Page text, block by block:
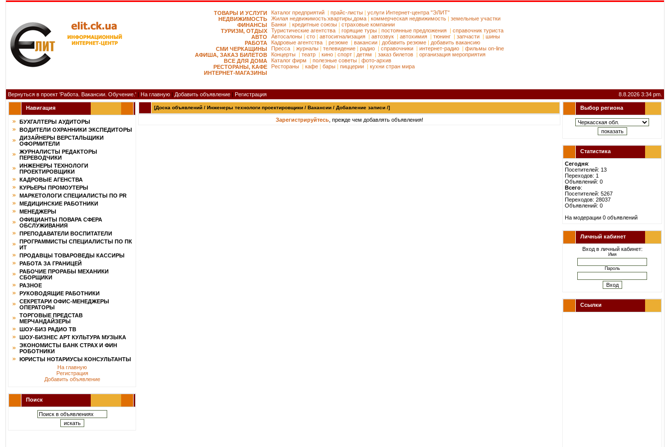
ТОВАРЫ И УСЛУГИ
НЕДВИЖИМОСТЬ
ФИНАНСЫ
ТУРИЗМ, ОТДЫХ
АВТО
РАБОТА
СМИ ЧЕРКАЩИНЫ
АФИША, ЗАКАЗ БИЛЕТОВ
ВСЕ ДЛЯ ДОМА
РЕСТОРАНЫ, КАФЕ
ИНТЕРНЕТ-МАГАЗИНЫ
Каталог предприятий | прайс-листы | услуги Интернет-центра "ЭЛИТ"
Жилая недвижимость:квартиры, дома | коммерческая недвижимость | земельные участки
Банки | кредитные союзы | страховые компании
Туристические агентства | горящие туры | постоянные предложения | справочник туриста
Автосалоны | сто | автосигнализация | автозвук | автохимия | тюнинг | запчасти | шины
Кадровые агентства | резюме | вакансии | добавить резюме | добавить вакансию
Пресса | журналы | телевидение | радио | справочники | интернет-радио | фильмы on-line
Концерты | театр | кино | спорт | детям | заказ билетов | организация мероприятия
Каталог фирм
| полезные советы | фото-архив
Рестораны | кафе | бары | пиццерии | кухни стран мира
Вернуться в проект 'Работа. Вакансии. Обучение.' | На главную | Добавить объявление | Регистрация 8.8.2026 3:34 pm.
Навигация
БУХГАЛТЕРЫ АУДИТОРЫ
ВОДИТЕЛИ ОХРАННИКИ ЭКСПЕДИТОРЫ
ДИЗАЙНЕРЫ ВЕРСТАЛЬЩИКИ
ОФОРМИТЕЛИ
ЖУРНАЛИСТЫ РЕДАКТОРЫ
ПЕРЕВОДЧИКИ
ИНЖЕНЕРЫ ТЕХНОЛОГИ
ПРОЕКТИРОВЩИКИ
КАДРОВЫЕ АГЕНСТВА
КУРЬЕРЫ ПРОМОУТЕРЫ
МАРКЕТОЛОГИ СПЕЦИАЛИСТЫ ПО PR
МЕДИЦИНСКИЕ РАБОТНИКИ
МЕНЕДЖЕРЫ
ОФИЦИАНТЫ ПОВАРА СФЕРА
ОБСЛУЖИВАНИЯ
ПРЕПОДАВАТЕЛИ ВОСПИТАТЕЛИ
ПРОГРАММИСТЫ СПЕЦИАЛИСТЫ ПО ПК
ИТ
ПРОДАВЦЫ ТОВАРОВЕДЫ КАССИРЫ
РАБОТА ЗА ГРАНИЦЕЙ
РАБОЧИЕ ПРОРАБЫ МЕХАНИКИ
СБОРЩИКИ
РАЗНОЕ
РУКОВОДЯЩИЕ РАБОТНИКИ
СЕКРЕТАРИ ОФИС-МЕНЕДЖЕРЫ
ОПЕРАТОРЫ
ТОРГОВЫЕ ПРЕДСТАВ
МЕРЧАНДАЙЗЕРЫ
ШОУ-БИЗ РАДИО ТВ
ШОУ-БИЗНЕС АРТ КУЛЬТУРА МУЗЫКА
ЭКОНОМИСТЫ БАНК СТРАХ И ФИН
РОБОТНИКИ
ЮРИСТЫ НОТАРИУСЫ КОНСУЛЬТАНТЫ
На главную
Регистрация
Добавить объявление
Поиск
[Доска объявлений / Инженеры технологи проектировщики / Вакансии / Добавление записи /]
Зарегистрируйтесь, прежде чем добавлять объявления!
Выбор региона
Статистика
Сегодня:
Посетителей: 13
Переходов: 1
Объявлений: 0
Всего:
Посетителей: 5267
Переходов: 28037
Объявлений: 0
На модерации 0 объявлений
Личный кабинет
Вход в личный кабинет:
Имя
Пароль
Ссылки